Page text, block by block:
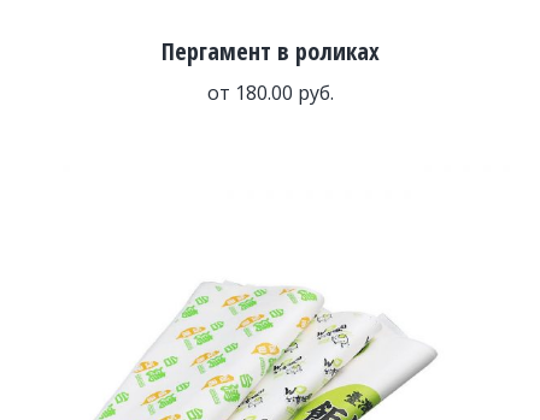
Пергамент в роликах
от 180.00 руб.